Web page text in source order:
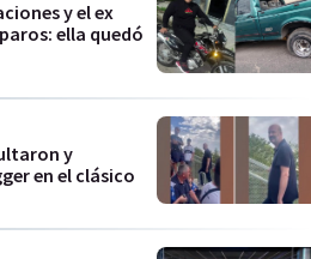
y el ex
ella quedó
y
en el clásico